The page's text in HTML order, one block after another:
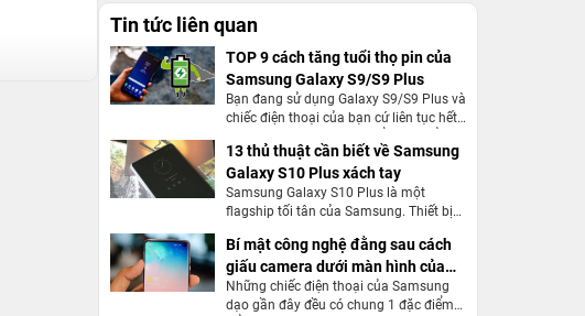
Tin tức liên quan
TOP 9 cách tăng tuổi thọ pin của
Samsung Galaxy S9/S9 Plus
Bạn đang sử dụng Galaxy S9/S9 Plus và
chiếc điện thoại của bạn cứ liên tục hết
pin của Galaxy S9/S9 Plus? Đây chính
là bài viết dành cho bạn.
13 thủ thuật cần biết về Samsung
Galaxy S10 Plus xách tay
Samsung Galaxy S10 Plus là một
flagship tối tân của Samsung. Thiết bị
vào những tính năng vô cùng hữu ích
nhằm tạo cho người dùng sự trải
nghiệm tốt nhất. Vậy bạn đã nắm được
hết những thủ thuật trên thiết bị này
Bí mật công nghệ đằng sau cách
giấu camera dưới màn hình của
Samsung
Những chiếc điện thoại của Samsung
dạo gần đây đều có chung 1 đặc điểm